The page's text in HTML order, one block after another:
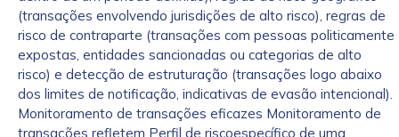
(transações envolvendo jurisdições de alto risco), regras de
risco de contraparte (transações com pessoas politicamente
expostas, entidades sancionadas ou categorias de alto
risco) e detecção de estruturação (transações logo abaixo
dos limites de notificação, indicativas de evasão intencional).
Monitoramento de transações eficazes Monitoramento de
transações refletem Perfil de riscoespecífico de uma